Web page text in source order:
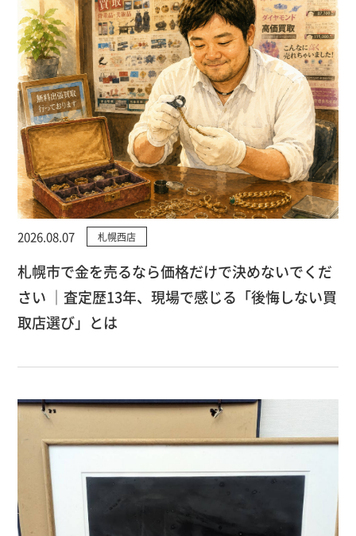
2026.08.07 札幌西店
札幌市で金を売るなら価格だけで決めないでくだ
さい ｜査定歴13年、現場で感じる「後悔しない買
取店選び」とは